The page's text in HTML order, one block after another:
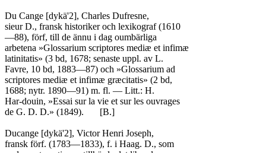
Du Cange [dykä'2], Charles Dufresne,
sieur D., fransk historiker och lexikograf (1610
—88), förf, till de ännu i dag oumbärliga
arbetena »Glossarium scriptores mediæ et infimæ
latinitatis» (3 bd, 1678; senaste uppl. av L.
Favre, 10 bd, 1883—87) och »Glossarium ad
scriptores mediæ et infimæ græcitatis» (2 bd,
1688; nytr. 1890—91) m. fl. — Litt.: H.
Har-douin, »Essai sur la vie et sur les ouvrages
de G. D. D.» (1849).	[B.]
Ducange [dykä'2], Victor Henri Joseph,
fransk förf. (1783—1833), f. i Haag. D., som